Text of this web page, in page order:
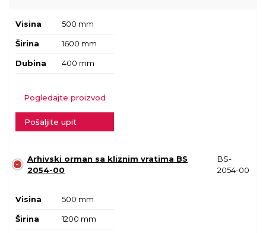
Visina 500 mm
Širina 1600 mm
Dubina 400 mm
Pogledajte proizvod
Pošaljite upit
Arhivski orman sa kliznim vratima BS
2054-00
BS-
2054-00
Visina 500 mm
Širina 1200 mm